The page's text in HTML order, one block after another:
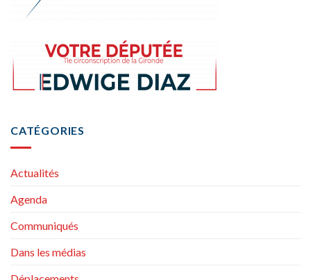
CATÉGORIES
Actualités
Agenda
Communiqués
Dans les médias